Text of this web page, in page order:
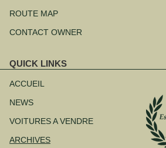
ROUTE MAP
CONTACT OWNER
QUICK LINKS
au
ACCUEIL
NEWS
VOITURES A VENDRE
ARCHIVES